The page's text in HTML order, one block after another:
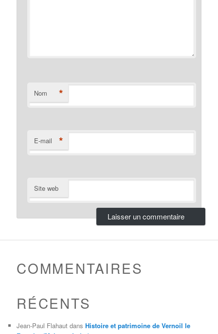
Nom *
E-mail *
Site web
COMMENTAIRES
RÉCENTS
Jean-Paul Flahaut dansHistoire et patrimoine de Vernoil le